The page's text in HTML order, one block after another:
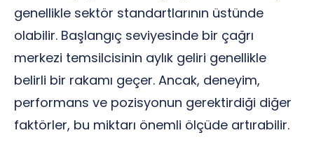
genellikle sektör standartlarının üstünde
olabilir. Başlangıç seviyesinde bir çağrı
merkezi temsilcisinin aylık geliri genellikle
belirli bir rakamı geçer. Ancak, deneyim,
performans ve pozisyonun gerektirdiği diğer
faktörler, bu miktarı önemli ölçüde artırabilir.